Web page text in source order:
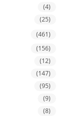
(4)
(25)
(461)
(156)
(12)
(147)
(95)
(9)
(8)